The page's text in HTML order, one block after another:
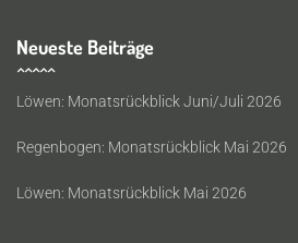
Neueste Beiträge
Löwen: Monatsrückblick Juni/Juli 2026
Regenbogen: Monatsrückblick Mai 2026
Löwen: Monatsrückblick Mai 2026